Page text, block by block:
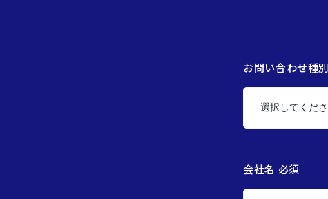
お問い合わせ種
会社名 必須